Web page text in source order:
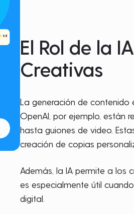
El Rol de la
Creativas
La generación de contenido
OpenAI, por ejemplo, están
hasta guiones de video.
creación de copias
Además, la IA permite a los
es especialmente útil
digital.